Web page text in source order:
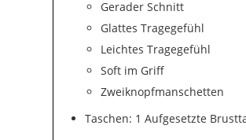
Gerader Schnitt
Glattes Tragegefühl
Leichtes Tragegefühl
Soft im Griff
Zweiknopfmanschetten
Taschen: 1 Aufgesetzte